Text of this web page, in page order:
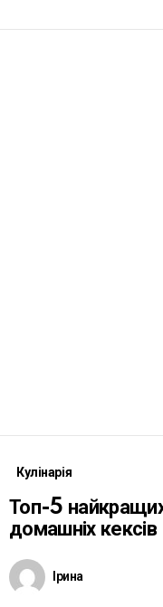
Кулінарія
Топ-5
домашніх кексів
Ірина